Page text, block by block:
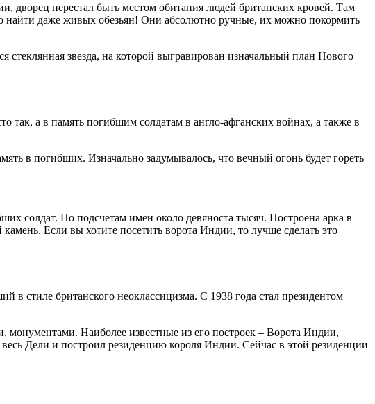
дворец перестал быть местом обитания людей британских кровей. Там
найти даже живых обезьян! Они абсолютно ручные, их можно покормить
звезда, на которой выгравирован изначальный план Нового
а в память погибшим солдатам в англо-афганских войнах, а также в
в погибших. Изначально задумывалось, что вечный огонь будет гореть
солдат. По подсчетам имен около девяноста тысяч. Построена арка в
Если вы хотите посетить ворота Индии, то лучше сделать это
в стиле британского неоклассицизма. С 1938 года стал президентом
монументами. Наиболее известные из его построек – Ворота Индии,
Дели и построил резиденцию короля Индии. Сейчас в этой резиденции